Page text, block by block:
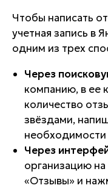
Чтобы написать
учетная запись в
одним из трех
Через
компанию, в ее
количество
звёздами,
Через
организацию
«Отзывы» и